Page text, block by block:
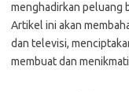
menghadirkan peluang
Artikel ini akan
dan televisi,
membuat dan